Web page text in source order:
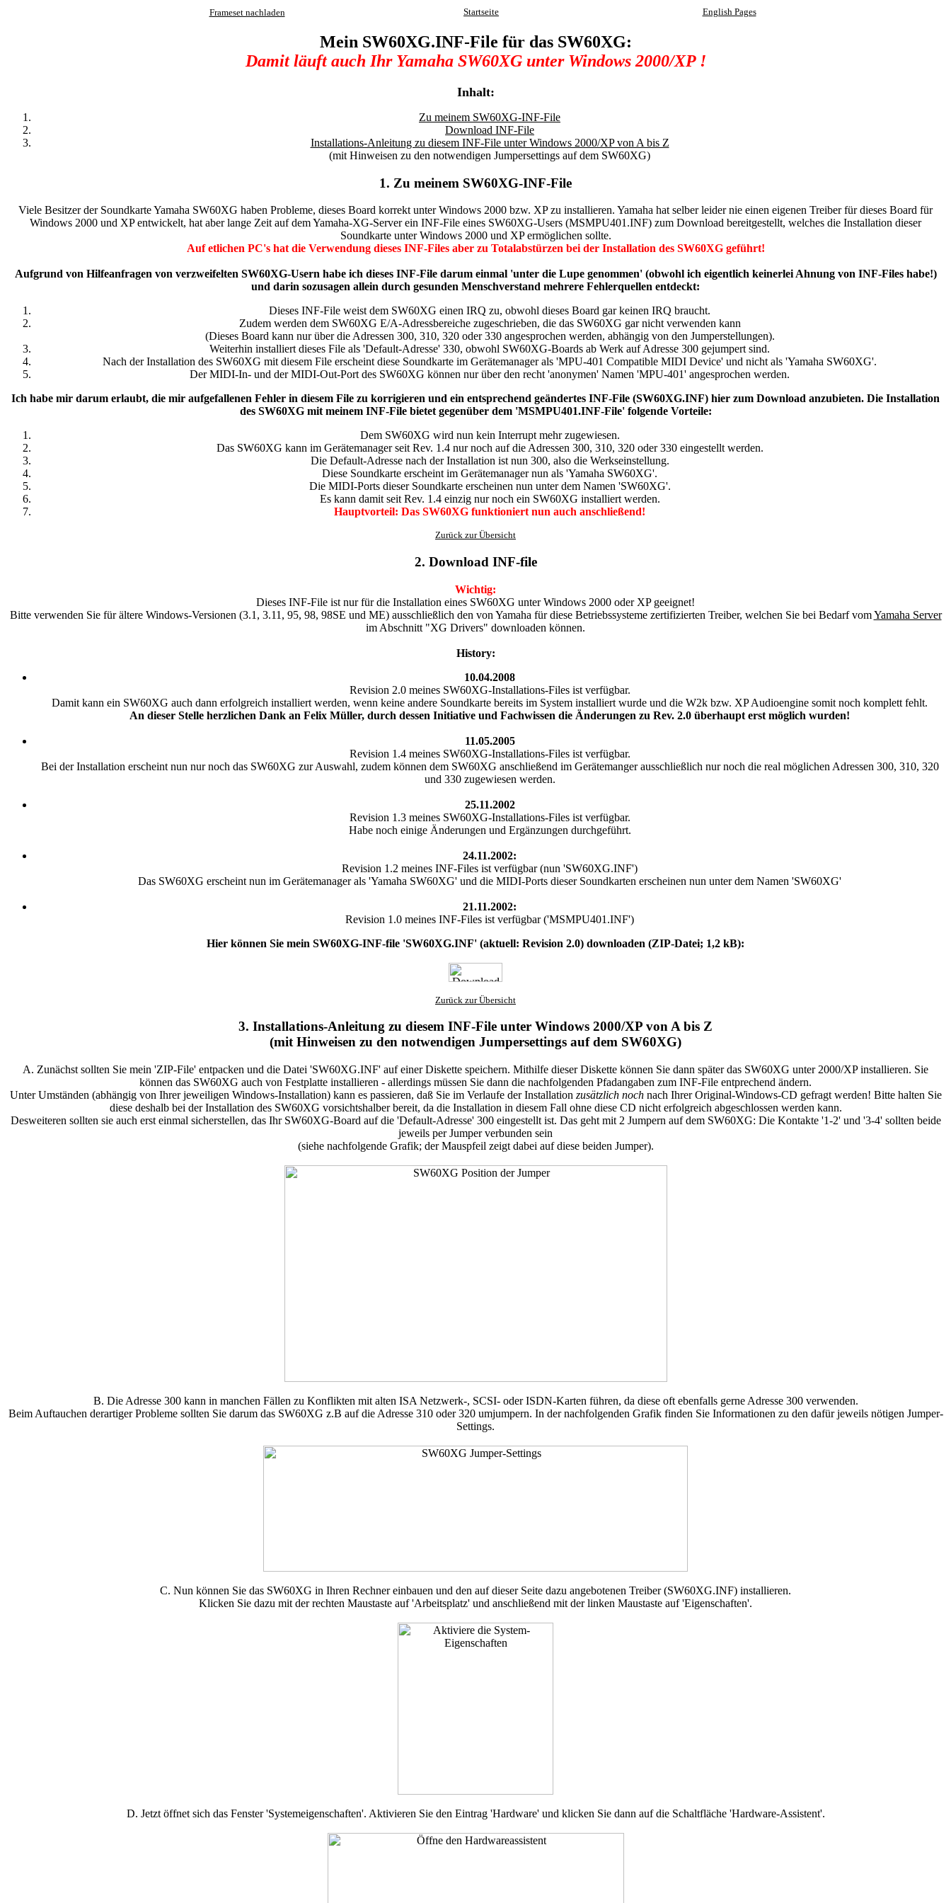
Frameset nachladen Startseite English Pages
Mein SW60XG.INF-File für das SW60XG:
Damit läuft auch Ihr Yamaha SW60XG unter Windows 2000/XP !
Inhalt:
Zu meinem SW60XG-INF-File
Download INF-File
Installations-Anleitung zu diesem INF-File unter Windows 2000/XP von A bis Z
(mit Hinweisen zu den notwendigen Jumpersettings auf dem SW60XG)
1. Zu meinem SW60XG-INF-File
Viele Besitzer der Soundkarte Yamaha SW60XG haben Probleme, dieses Board korrekt unter Windows 2000 bzw. XP zu installieren. Yamaha hat selber leider nie einen eigenen Treiber für dieses Board für
Windows 2000 und XP entwickelt, hat aber lange Zeit auf dem Yamaha-XG-Server ein INF-File eines SW60XG-Users (MSMPU401.INF) zum Download bereitgestellt, welches die Installation dieser
Soundkarte unter Windows 2000 und XP ermöglichen sollte.
Auf etlichen PC's hat die Verwendung dieses INF-Files aber zu Totalabstürzen bei der Installation des SW60XG geführt!
Aufgrund von Hilfeanfragen von verzweifelten SW60XG-Usern habe ich dieses INF-File darum einmal 'unter die Lupe genommen' (obwohl ich eigentlich keinerlei Ahnung von INF-Files habe!)
und darin sozusagen allein durch gesunden Menschverstand mehrere Fehlerquellen entdeckt:
Dieses INF-File weist dem SW60XG einen IRQ zu, obwohl dieses Board gar keinen IRQ braucht.
Zudem werden dem SW60XG E/A-Adressbereiche zugeschrieben, die das SW60XG gar nicht verwenden kann
(Dieses Board kann nur über die Adressen 300, 310, 320 oder 330 angesprochen werden, abhängig von den Jumperstellungen).
Weiterhin installiert dieses File als 'Default-Adresse' 330, obwohl SW60XG-Boards ab Werk auf Adresse 300 gejumpert sind.
Nach der Installation des SW60XG mit diesem File erscheint diese Soundkarte im Gerätemanager als 'MPU-401 Compatible MIDI Device' und nicht als 'Yamaha SW60XG'.
Der MIDI-In- und der MIDI-Out-Port des SW60XG können nur über den recht 'anonymen' Namen 'MPU-401' angesprochen werden.
Ich habe mir darum erlaubt, die mir aufgefallenen Fehler in diesem File zu korrigieren und ein entsprechend geändertes INF-File (SW60XG.INF) hier zum Download anzubieten. Die Installation
des SW60XG mit meinem INF-File bietet gegenüber dem 'MSMPU401.INF-File' folgende Vorteile:
Dem SW60XG wird nun kein Interrupt mehr zugewiesen.
Das SW60XG kann im Gerätemanager seit Rev. 1.4 nur noch auf die Adressen 300, 310, 320 oder 330 eingestellt werden.
Die Default-Adresse nach der Installation ist nun 300, also die Werkseinstellung.
Diese Soundkarte erscheint im Gerätemanager nun als 'Yamaha SW60XG'.
Die MIDI-Ports dieser Soundkarte erscheinen nun unter dem Namen 'SW60XG'.
Es kann damit seit Rev. 1.4 einzig nur noch ein SW60XG installiert werden.
Hauptvorteil: Das SW60XG funktioniert nun auch anschließend!
Zurück zur Übersicht
2. Download INF-file
Wichtig:
Dieses INF-File ist nur für die Installation eines SW60XG unter Windows 2000 oder XP geeignet!
Bitte verwenden Sie für ältere Windows-Versionen (3.1, 3.11, 95, 98, 98SE und ME) ausschließlich den von Yamaha für diese Betriebssysteme zertifizierten Treiber, welchen Sie bei Bedarf vomYamaha Server
im Abschnitt "XG Drivers" downloaden können.
History:
10.04.2008
Revision 2.0 meines SW60XG-Installations-Files ist verfügbar.
Damit kann ein SW60XG auch dann erfolgreich installiert werden, wenn keine andere Soundkarte bereits im System installiert wurde und die W2k bzw. XP Audioengine somit noch komplett fehlt.
An dieser Stelle herzlichen Dank an Felix Müller, durch dessen Initiative und Fachwissen die Änderungen zu Rev. 2.0 überhaupt erst möglich wurden!
11.05.2005
Revision 1.4 meines SW60XG-Installations-Files ist verfügbar.
Bei der Installation erscheint nun nur noch das SW60XG zur Auswahl, zudem können dem SW60XG anschließend im Gerätemanger ausschließlich nur noch die real möglichen Adressen 300, 310, 320
und 330 zugewiesen werden.
25.11.2002
Revision 1.3 meines SW60XG-Installations-Files ist verfügbar.
Habe noch einige Änderungen und Ergänzungen durchgeführt.
24.11.2002:
Revision 1.2 meines INF-Files ist verfügbar (nun 'SW60XG.INF')
Das SW60XG erscheint nun im Gerätemanager als 'Yamaha SW60XG' und die MIDI-Ports dieser Soundkarten erscheinen nun unter dem Namen 'SW60XG'
21.11.2002:
Revision 1.0 meines INF-Files ist verfügbar ('MSMPU401.INF')
Hier können Sie mein SW60XG-INF-file 'SW60XG.INF' (aktuell: Revision 2.0) downloaden (ZIP-Datei; 1,2 kB):
Zurück zur Übersicht
3. Installations-Anleitung zu diesem INF-File unter Windows 2000/XP von A bis Z
(mit Hinweisen zu den notwendigen Jumpersettings auf dem SW60XG)
A. Zunächst sollten Sie mein 'ZIP-File' entpacken und die Datei 'SW60XG.INF' auf einer Diskette speichern. Mithilfe dieser Diskette können Sie dann später das SW60XG unter 2000/XP installieren. Sie
können das SW60XG auch von Festplatte installieren - allerdings müssen Sie dann die nachfolgenden Pfadangaben zum INF-File entprechend ändern.
Unter Umständen (abhängig von Ihrer jeweiligen Windows-Installation) kann es passieren, daß Sie im Verlaufe der Installation zusätzlich nochnach Ihrer Original-Windows-CD gefragt werden! Bitte halten Sie
diese deshalb bei der Installation des SW60XG vorsichtshalber bereit, da die Installation in diesem Fall ohne diese CD nicht erfolgreich abgeschlossen werden kann.
Desweiteren sollten sie auch erst einmal sicherstellen, das Ihr SW60XG-Board auf die 'Default-Adresse' 300 eingestellt ist. Das geht mit 2 Jumpern auf dem SW60XG: Die Kontakte '1-2' und '3-4' sollten beide
jeweils per Jumper verbunden sein
(siehe nachfolgende Grafik; der Mauspfeil zeigt dabei auf diese beiden Jumper).
B. Die Adresse 300 kann in manchen Fällen zu Konflikten mit alten ISA Netzwerk-, SCSI- oder ISDN-Karten führen, da diese oft ebenfalls gerne Adresse 300 verwenden.
Beim Auftauchen derartiger Probleme sollten Sie darum das SW60XG z.B auf die Adresse 310 oder 320 umjumpern. In der nachfolgenden Grafik finden Sie Informationen zu den dafür jeweils nötigen Jumper-
Settings.
C. Nun können Sie das SW60XG in Ihren Rechner einbauen und den auf dieser Seite dazu angebotenen Treiber (SW60XG.INF) installieren.
Klicken Sie dazu mit der rechten Maustaste auf 'Arbeitsplatz' und anschließend mit der linken Maustaste auf 'Eigenschaften'.
D. Jetzt öffnet sich das Fenster 'Systemeigenschaften'. Aktivieren Sie den Eintrag 'Hardware' und klicken Sie dann auf die Schaltfläche 'Hardware-Assistent'.